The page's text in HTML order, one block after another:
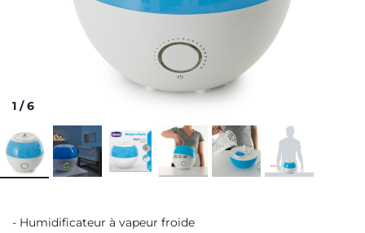
1 /6
Humidificateur à vapeur froide